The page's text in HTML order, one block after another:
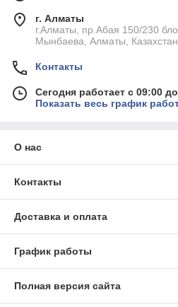
г. Алматы
г.Алматы, пр.Абая 150/230
Мынбаева, Алматы, Казахстан
Контакты
Сегодня работает с 09:00
Показать весь график
О нас
Контакты
Доставка и оплата
График работы
Полная версия сайта